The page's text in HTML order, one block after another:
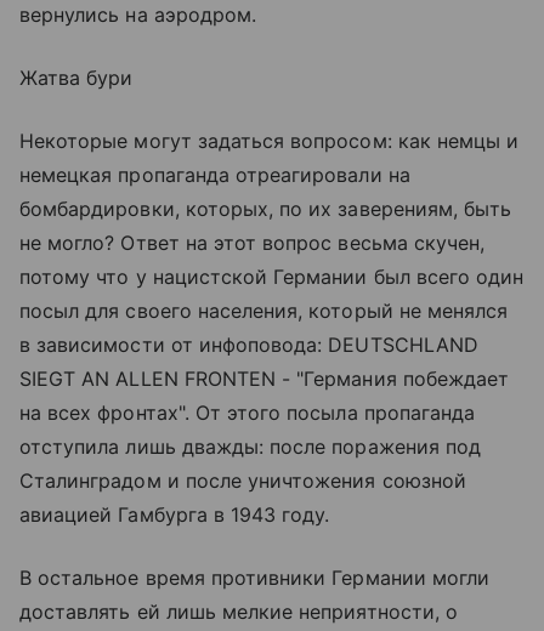
вернулись на аэродром.
Жатва бури
Некоторые могут задаться вопросом: как немцы и
немецкая пропаганда отреагировали на
бомбардировки, которых, по их заверениям, быть
не могло? Ответ на этот вопрос весьма скучен,
потому что у нацистской Германии был всего один
посыл для своего населения, который не менялся
в зависимости от инфоповода: DEUTSCHLAND
SIEGT AN ALLEN FRONTEN - "Германия побеждает
на всех фронтах". От этого посыла пропаганда
отступила лишь дважды: после поражения под
Сталинградом и после уничтожения союзной
авиацией Гамбурга в 1943 году.
В остальное время противники Германии могли
доставлять ей лишь мелкие неприятности, о